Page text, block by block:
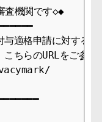
査機関です◇◆
適格申請に対する審
ちらのURLをご参照